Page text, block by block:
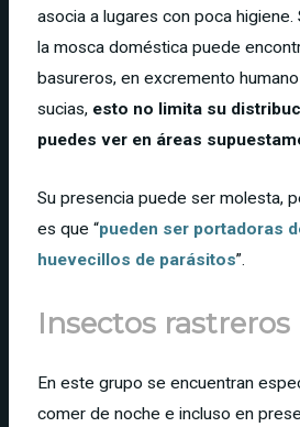
asocia a lugares con poca
la mosca doméstica puede
basureros, en excremento
sucias, esto no limita su
puedes ver en áreas
Su presencia puede ser molesta,
es que “pueden ser portadoras
huevecillos de parásitos”.
Insectos rastreros
En este grupo se encuentran
comer de noche e incluso en